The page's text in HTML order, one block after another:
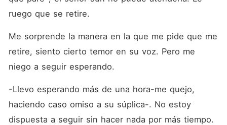
ruego que se retire.
Me sorprende la manera en la que me pide que me
retire, siento cierto temor en su voz. Pero me
niego a seguir esperando.
-Llevo esperando más de una hora-me quejo,
haciendo caso omiso a su súplica-. No estoy
dispuesta a seguir sin hacer nada por más tiempo.